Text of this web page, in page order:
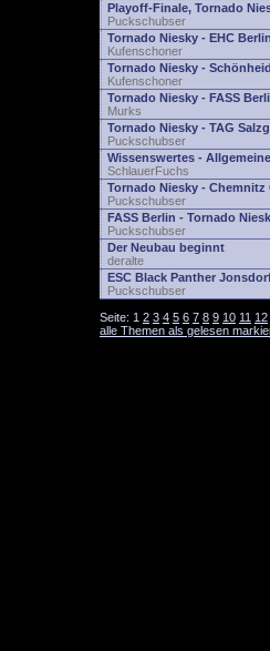
Playoff-Finale, Tornado
Puckschubser
Tornado Niesky - EHC
Kufenschoner
Tornado Niesky -
Kufenschoner
Tornado Niesky - FASS
Murks
Tornado Niesky - TAG
Puckschubser
Wissenswertes -
SchlauerFuchs
Tornado Niesky - Chemnitz
Puckschubser
FASS Berlin - Tornado
Puckschubser
Der Neubau beginnt
deralte
ESC Black Panther
Puckschubser
Seite: 1 2 3 4 5 6 7 8 9 10 11 12
alle Themen als gelesen